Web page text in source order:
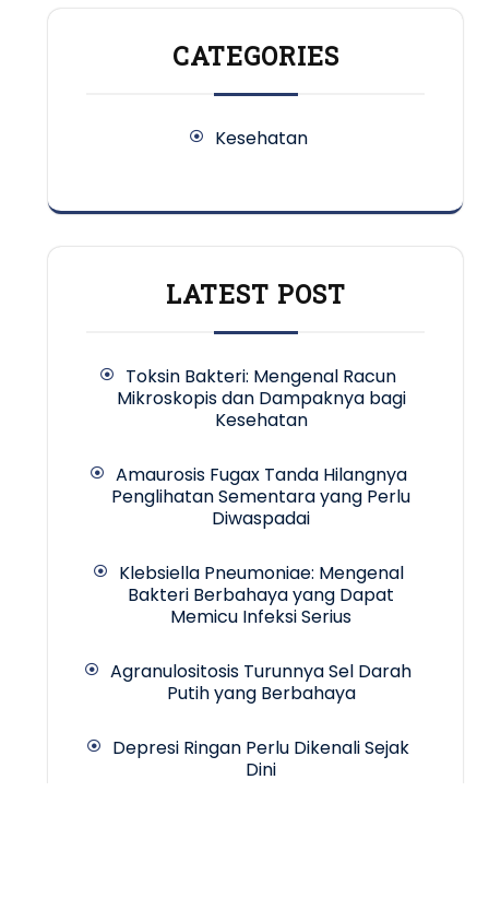
CATEGORIES
Kesehatan
LATEST POST
Toksin Bakteri: Mengenal Racun
Mikroskopis dan Dampaknya bagi
Kesehatan
Amaurosis Fugax Tanda Hilangnya
Penglihatan Sementara yang Perlu
Diwaspadai
Klebsiella Pneumoniae: Mengenal
Bakteri Berbahaya yang Dapat
Memicu Infeksi Serius
Agranulositosis Turunnya Sel Darah
Putih yang Berbahaya
Depresi Ringan Perlu Dikenali Sejak
Dini